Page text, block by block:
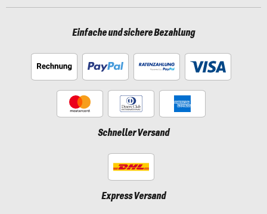
Einfache und sichere Bezahlung
Schneller Versand
Express Versand